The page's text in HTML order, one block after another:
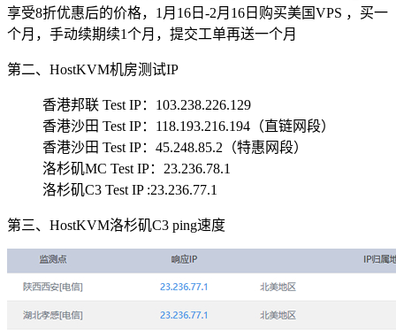
享受8折优惠后的价格，1月16日-2月16日购买美国VPS ，买一
个月，手动续期续1个月，提交工单再送一个月
第二、HostKVM机房测试IP
香港邦联 Test IP：103.238.226.129
香港沙田 Test IP：118.193.216.194（直链网段）
香港沙田 Test IP：45.248.85.2（特惠网段）
洛杉矶MC Test IP：23.236.78.1
洛杉矶C3 Test IP :23.236.77.1
第三、HostKVM洛杉矶C3 ping速度